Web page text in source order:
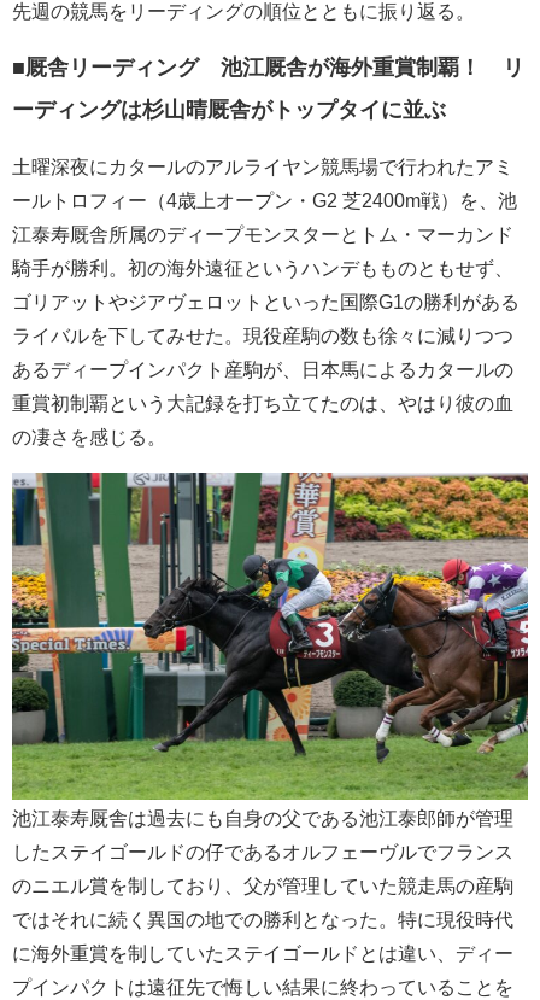
先週の競馬をリーディングの順位とともに振り返る。
■厩舎リーディング 池江厩舎が海外重賞制覇！ リ
ーディングは杉山晴厩舎がトップタイに並ぶ
土曜深夜にカタールのアルライヤン競馬場で行われたアミ
ールトロフィー（4歳上オープン・G2 芝2400m戦）を、池
江泰寿厩舎所属のディープモンスターとトム・マーカンド
騎手が勝利。初の海外遠征というハンデもものともせず、
ゴリアットやジアヴェロットといった国際G1の勝利がある
ライバルを下してみせた。現役産駒の数も徐々に減りつつ
あるディープインパクト産駒が、日本馬によるカタールの
重賞初制覇という大記録を打ち立てたのは、やはり彼の血
の凄さを感じる。
池江泰寿厩舎は過去にも自身の父である池江泰郎師が管理
したステイゴールドの仔であるオルフェーヴルでフランス
のニエル賞を制しており、父が管理していた競走馬の産駒
ではそれに続く異国の地での勝利となった。特に現役時代
に海外重賞を制していたステイゴールドとは違い、ディー
プインパクトは遠征先で悔しい結果に終わっていることを